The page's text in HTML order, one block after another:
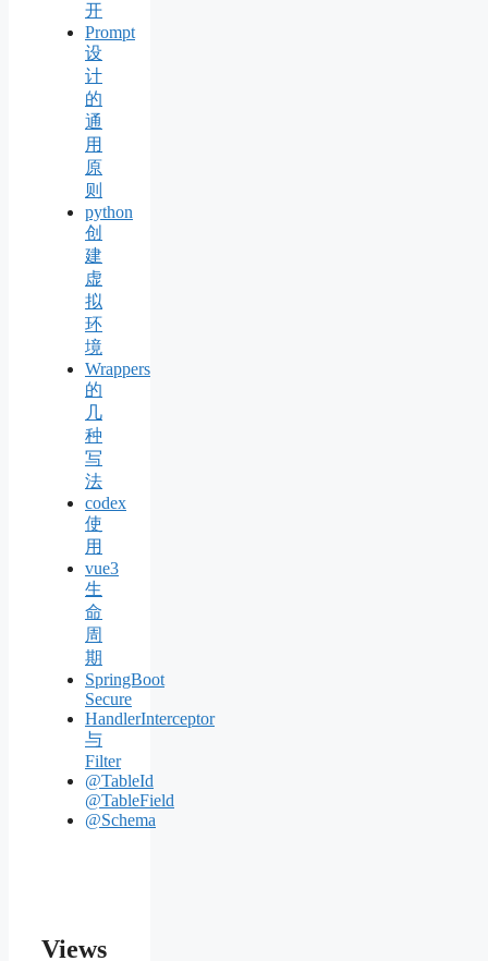
开
Prompt
设
计
的
通
用
原
则
python
创
建
虚
拟
环
境
Wrappers
的
几
种
写
法
codex
使
用
vue3
生
命
周
期
SpringBoot
Secure
HandlerInterceptor
与
Filter
@TableId
@TableField
@Schema
Views